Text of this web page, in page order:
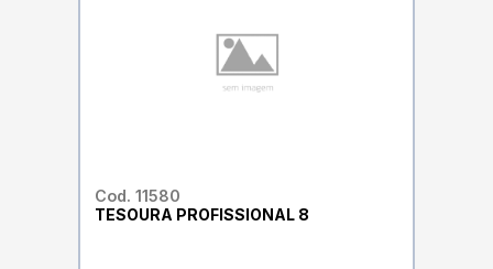
Cod. 11580
TESOURA PROFISSIONAL 8